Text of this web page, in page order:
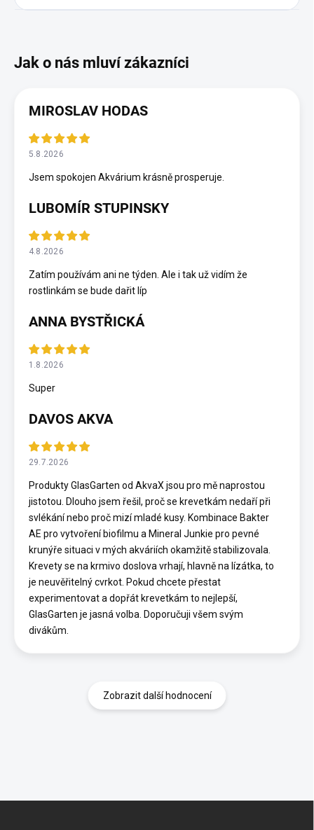
MIROSLAV HODAS
5.8.2026
Jsem spokojen Akvárium krásně prosperuje.
LUBOMÍR STUPINSKY
4.8.2026
Zatím používám ani ne týden. Ale i tak už vidím že
rostlinkám se bude dařit líp
ANNA BYSTŘICKÁ
1.8.2026
Super
DAVOS AKVA
29.7.2026
Produkty GlasGarten od AkvaX jsou pro mě naprostou
jistotou. Dlouho jsem řešil, proč se krevetkám nedaří při
svlékání nebo proč mizí mladé kusy. Kombinace Bakter
AE pro vytvoření biofilmu a Mineral Junkie pro pevné
krunýře situaci v mých akváriích okamžitě stabilizovala.
Krevety se na krmivo doslova vrhají, hlavně na lízátka, to
je neuvěřitelný cvrkot. Pokud chcete přestat
experimentovat a dopřát krevetkám to nejlepší,
GlasGarten je jasná volba. Doporučuji všem svým
divákům.
Zobrazit další hodnocení